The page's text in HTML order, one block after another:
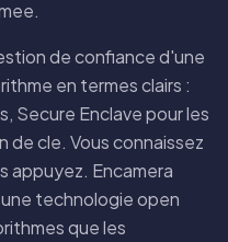
de confiance d'une
en termes clairs :
Secure Enclave pour les
de cle. Vous connaissez
appuyez. Encamera
technologie open
que les